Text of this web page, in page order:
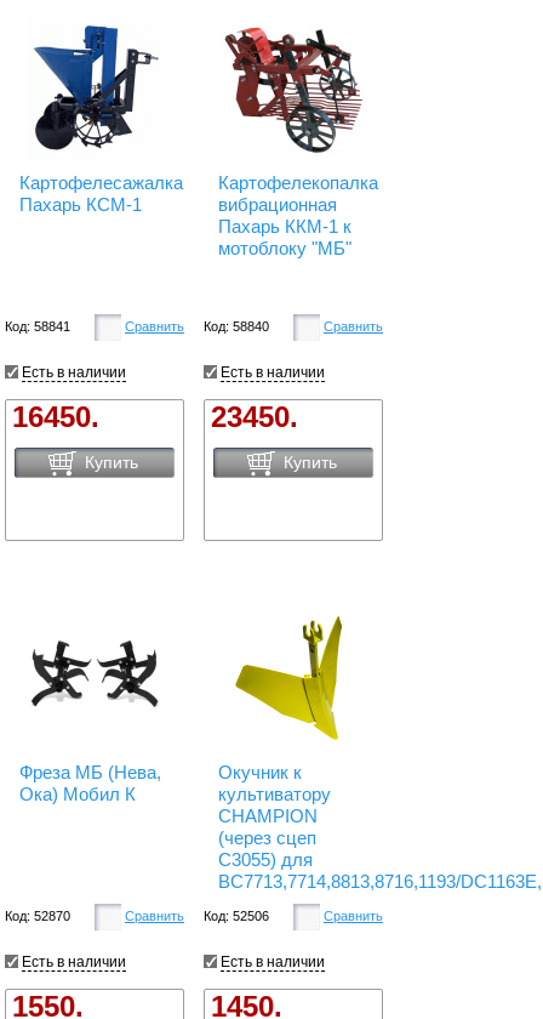
Картофелесажалка
Пахарь КСМ-1
Код: 58841 Сравнить
Есть в наличии
16450.
Купить
Картофелекопалка
вибрационная
Пахарь ККМ-1 к
мотоблоку "МБ"
Код: 58840 Сравнить
Есть в наличии
23450.
Купить
Фреза МБ (Нева,
Ока) Мобил К
Код: 52870 Сравнить
Есть в наличии
1550.
Окучник к
культиватору
CHAMPION
(через сцеп
C3055) для
BC7713,7714,8813,8716,1193/
Код: 52506 Сравнить
Есть в наличии
1450.